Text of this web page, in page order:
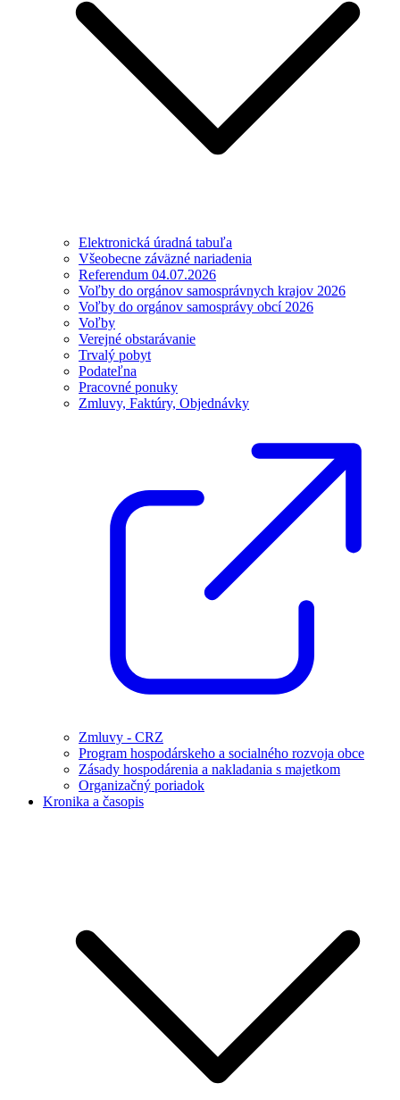
Elektronická úradná tabuľa
Všeobecne záväzné nariadenia
Referendum 04.07.2026
Voľby do orgánov samosprávnych krajov 2026
Voľby do orgánov samosprávy obcí 2026
Voľby
Verejné obstarávanie
Trvalý pobyt
Podateľna
Pracovné ponuky
Zmluvy, Faktúry, Objednávky
Zmluvy - CRZ
Program hospodárskeho a socialného rozvoja obce
Zásady hospodárenia a nakladania s majetkom
Organizačný poriadok
Kronika a časopis